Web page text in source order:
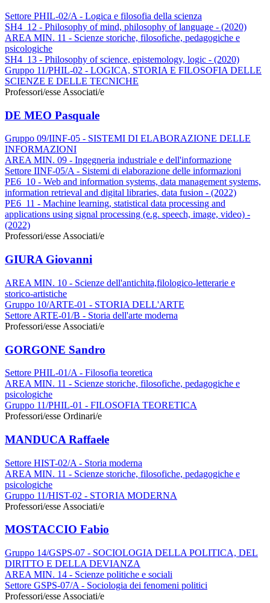
Settore PHIL-02/A - Logica e filosofia della scienza
SH4_12 - Philosophy of mind, philosophy of language - (2020)
AREA MIN. 11 - Scienze storiche, filosofiche, pedagogiche e
psicologiche
SH4_13 - Philosophy of science, epistemology, logic - (2020)
Gruppo 11/PHIL-02 - LOGICA, STORIA E FILOSOFIA DELLE
SCIENZE E DELLE TECNICHE
Professori/esse Associati/e
DE MEO Pasquale
Gruppo 09/IINF-05 - SISTEMI DI ELABORAZIONE DELLE
INFORMAZIONI
AREA MIN. 09 - Ingegneria industriale e dell'informazione
Settore IINF-05/A - Sistemi di elaborazione delle informazioni
PE6_10 - Web and information systems, data management systems,
information retrieval and digital libraries, data fusion - (2022)
PE6_11 - Machine learning, statistical data processing and
applications using signal processing (e.g. speech, image, video) -
(2022)
Professori/esse Associati/e
GIURA Giovanni
AREA MIN. 10 - Scienze dell'antichita,filologico-letterarie e
storico-artistiche
Gruppo 10/ARTE-01 - STORIA DELL'ARTE
Settore ARTE-01/B - Storia dell'arte moderna
Professori/esse Associati/e
GORGONE Sandro
Settore PHIL-01/A - Filosofia teoretica
AREA MIN. 11 - Scienze storiche, filosofiche, pedagogiche e
psicologiche
Gruppo 11/PHIL-01 - FILOSOFIA TEORETICA
Professori/esse Ordinari/e
MANDUCA Raffaele
Settore HIST-02/A - Storia moderna
AREA MIN. 11 - Scienze storiche, filosofiche, pedagogiche e
psicologiche
Gruppo 11/HIST-02 - STORIA MODERNA
Professori/esse Associati/e
MOSTACCIO Fabio
Gruppo 14/GSPS-07 - SOCIOLOGIA DELLA POLITICA, DEL
DIRITTO E DELLA DEVIANZA
AREA MIN. 14 - Scienze politiche e sociali
Settore GSPS-07/A - Sociologia dei fenomeni politici
Professori/esse Associati/e